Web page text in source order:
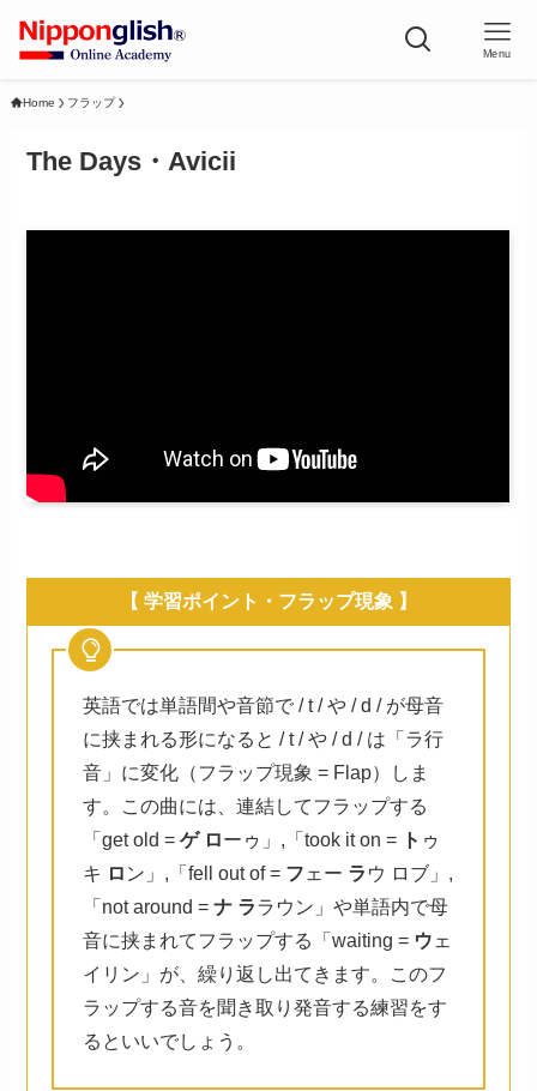
Menu
Home フラップ
The Days・Avicii
【 学習ポイント・フラップ現象 】
英語では単語間や音節で / t / や / d / が母音
に挟まれる形になると / t / や / d / は「ラ行
音」に変化（フラップ現象 = Flap）しま
す。この曲には、連結してフラップする
「get old =ゲ ローゥ」,「took it on = ト ゥ
キ ロ ン」,「fell out of = フェー ラ ウ ロブ」,
「not around =ナ ララウン」や単語内で母
音に挟まれてフラップする「waiting = ウェ
イリン」が、繰り返し出てきます。このフ
ラップする音を聞き取り発音する練習をす
るといいでしょう。